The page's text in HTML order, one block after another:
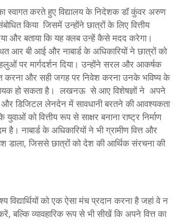
स्वागत करते हुए विद्यालय के निदेशक डॉ कुंवर अरुण
किया जिसमें उन्होंने छात्रों के लिए वित्तीय
और बताया कि यह क्लब उन्हें कैसे मदद करेगा।
आर बी आई और नाबार्ड के अधिकारियों ने छात्रों को
पहलुओं पर मार्गदर्शन दिया। उन्होंने सरल और आकर्षक
करना और सही जगह पर निवेश करना उनके भविष्य के
हो सकता है। लखनऊ से आए विशेषज्ञों ने अपने
और डिजिटल लेनदेन में सावधानी बरतने की आवश्यकता
को वित्तीय रूप से साक्षर बनाना राष्ट्र निर्माण
है। नाबार्ड के अधिकारियों ने भी ग्रामीण वित्त और
डाला, जिससे छात्रों को देश की आर्थिक संरचना की
विद्यार्थियों को एक ऐसा मंच प्रदान करना है जहां वे न
बल्कि व्यावहारिक रूप से भी सीखें कि अपने वित्त का